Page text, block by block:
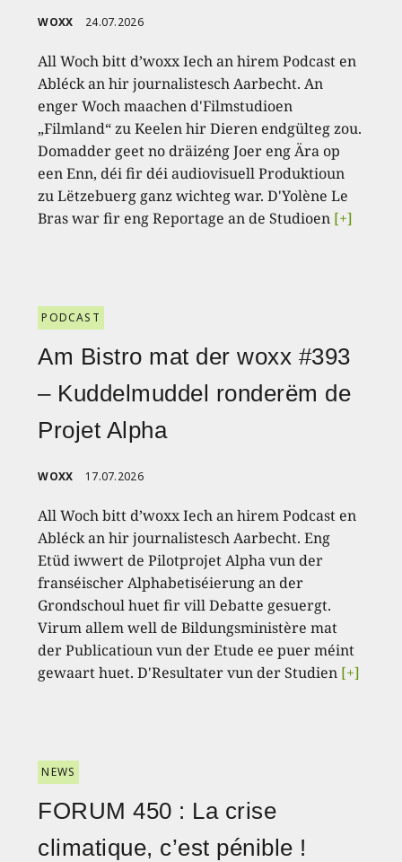
WOXX 24.07.2026
All Woch bitt d’woxx Iech an hirem Podcast en
Abléck an hir journalistesch Aarbecht. An
enger Woch maachen d'Filmstudioen
„Filmland“ zu Keelen hir Dieren endgülteg zou.
Domadder geet no dräizéng Joer eng Ära op
een Enn, déi fir déi audiovisuell Produktioun
zu Lëtzebuerg ganz wichteg war. D'Yolène Le
Bras war fir eng Reportage an de Studioen [+]
PODCAST
Am Bistro mat der woxx #393
– Kuddelmuddel ronderëm de
Projet Alpha
WOXX 17.07.2026
All Woch bitt d’woxx Iech an hirem Podcast en
Abléck an hir journalistesch Aarbecht. Eng
Etüd iwwert de Pilotprojet Alpha vun der
franséischer Alphabetiséierung an der
Grondschoul huet fir vill Debatte gesuergt.
Virum allem well de Bildungsministère mat
der Publicatioun vun der Etude ee puer méint
gewaart huet. D'Resultater vun der Studien [+]
NEWS
FORUM 450 : La crise
climatique, c’est pénible !